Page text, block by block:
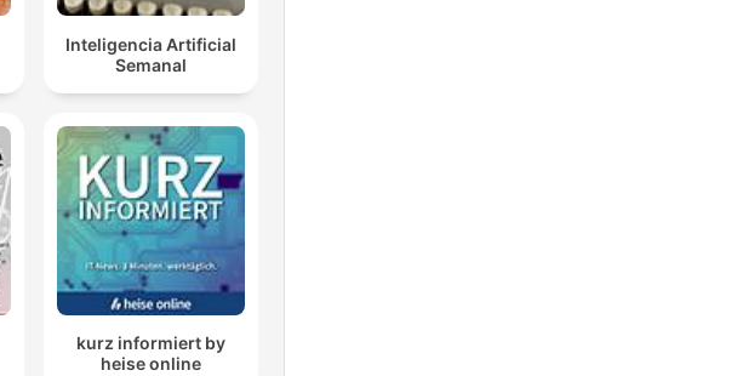
Inteligencia Artificial
Semanal
kurz informiert by
heise online